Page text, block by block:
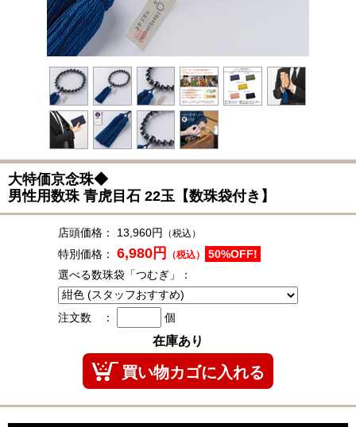
大特価京念珠◆
男性用数珠 青虎目石 22玉【数珠袋付き】
店頭価格： 13,960円 （税込）
特別価格： 6,980円 （税込）
50%OFF!
選べる数珠袋「つむぎ」：
注文数 ： 個
在庫あり